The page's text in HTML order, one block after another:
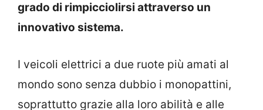
grado di rimpicciolirsi attraverso un
innovativo sistema.
I veicoli elettrici a due ruote più amati al
mondo sono senza dubbio i monopattini,
soprattutto grazie alla loro abilità e alle